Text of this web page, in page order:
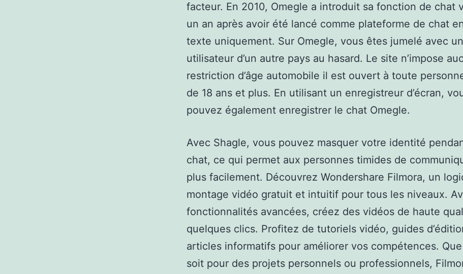
facteur. En 2010, Omegle a introduit sa fonction de chat
un an après avoir été lancé comme plateforme de chat
texte uniquement. Sur Omegle, vous êtes jumelé avec un
utilisateur d’un autre pays au hasard. Le site n’impose
restriction d’âge automobile il est ouvert à toute
de 18 ans et plus. En utilisant un enregistreur d’écran,
pouvez également enregistrer le chat Omegle.
Avec Shagle, vous pouvez masquer votre identité
chat, ce qui permet aux personnes timides de
plus facilement. Découvrez Wondershare Filmora, un
montage vidéo gratuit et intuitif pour tous les niveaux.
fonctionnalités avancées, créez des vidéos de haute
quelques clics. Profitez de tutoriels vidéo, guides
articles informatifs pour améliorer vos compétences.
soit pour des projets personnels ou professionnels,